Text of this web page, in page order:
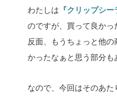
わたしは 『クリップシー
のですが、買って良か
反面、もうちょっと他
かったなぁと思う部分も
なので、今回はそのあ